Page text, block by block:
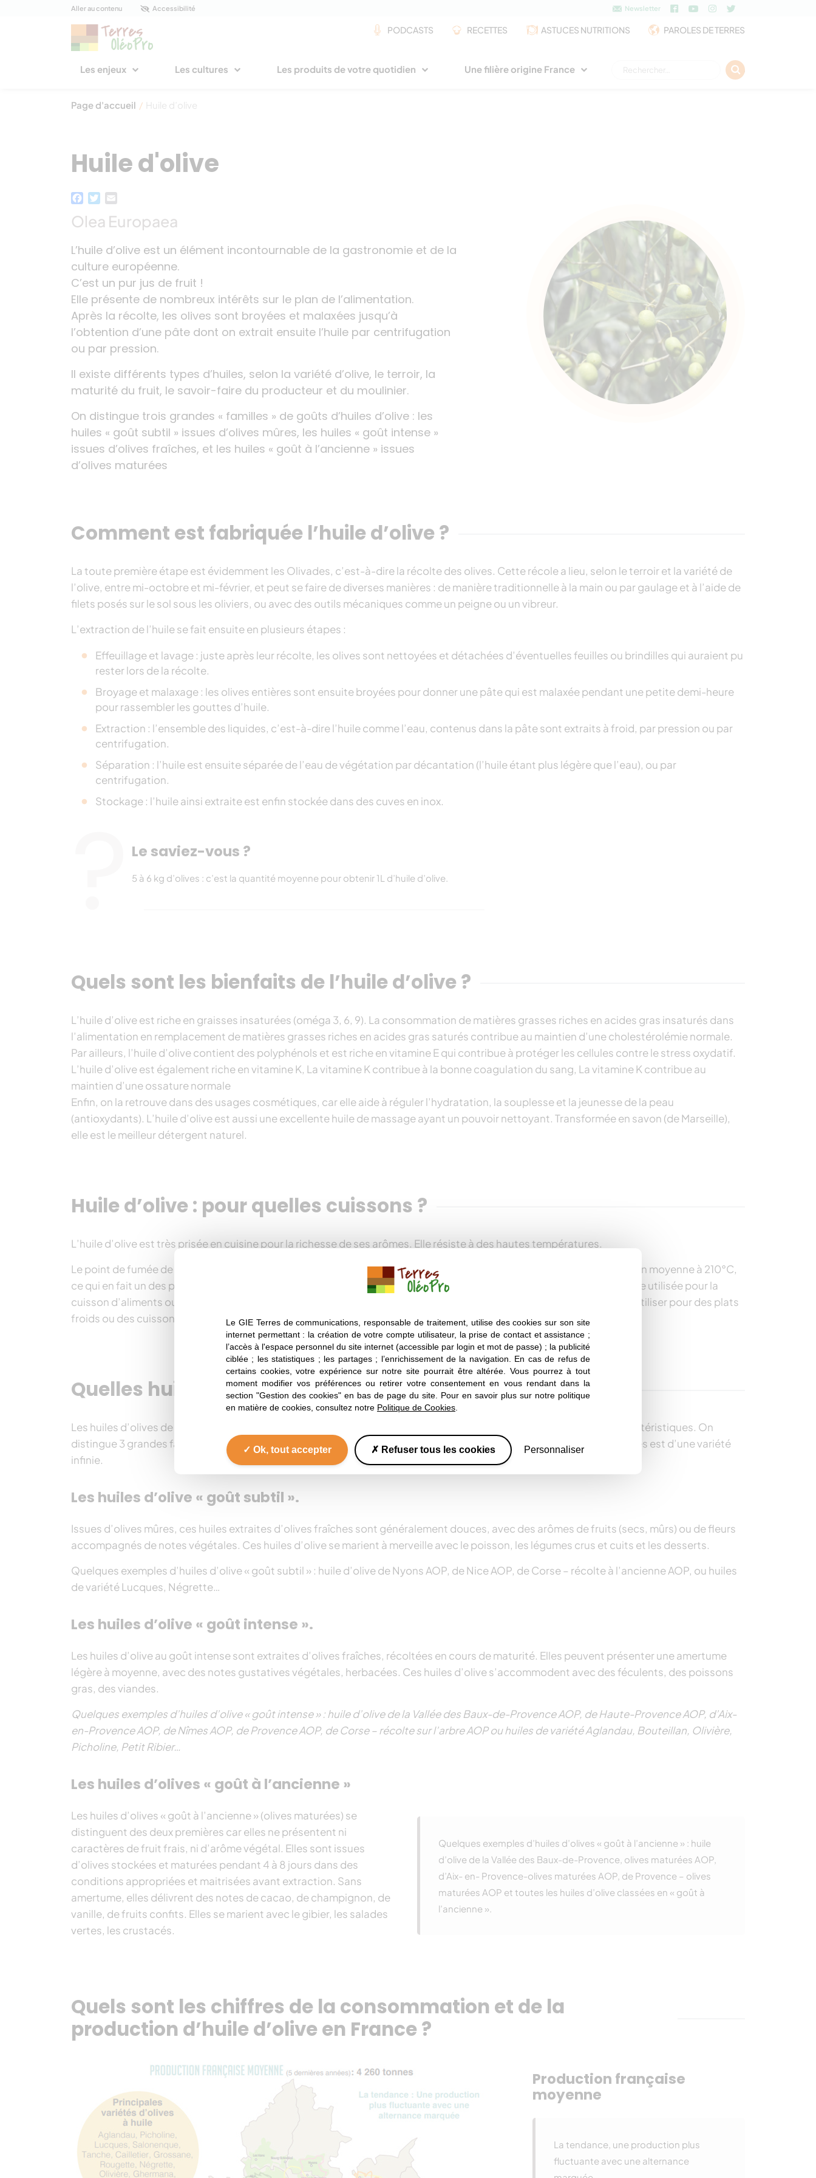
Panneau de gestion des cookies
Le GIE Terres de communications, responsable de traitement, utilise des cookies sur son site
internet permettant : la création de votre compte utilisateur, la prise de contact et assistance ;
l’accès à l'espace personnel du site internet (accessible par login et mot de passe) ; la publicité
ciblée ; les statistiques ; les partages ; l’enrichissement de la navigation. En cas de refus de
certains cookies, votre expérience sur notre site pourrait être altérée. Vous pourrez à tout
moment modifier vos préférences ou retirer votre consentement en vous rendant dans la
section "Gestion des cookies" en bas de page du site. Pour en savoir plus sur notre politique
en matière de cookies, consultez notre Politique de Cookies
Ok, tout accepter Refuser tous les cookies Personnaliser
Aller au contenu Accessibilité Newsletter
PODCASTS RECETTES ASTUCES NUTRITIONS PAROLES DE TERRES
Les enjeux Les cultures Les produits de votre quotidien Une filière origine France
Page d'accueil / Huile d’olive
Huile d'olive
Facebook
Twitter
Olea Europaea
L’huile d’olive est un élément incontournable de la gastronomie et de la
culture européenne.
C’est un pur jus de fruit !
Elle présente de nombreux intérêts sur le plan de l’alimentation.
Après la récolte, les olives sont broyées et malaxées jusqu’à
l’obtention d’une pâte dont on extrait ensuite l’huile par centrifugation
ou par pression.
Il existe différents types d’huiles, selon la variété d’olive, le terroir, la
maturité du fruit, le savoir-faire du producteur et du moulinier.
On distingue trois grandes « familles » de goûts d’huiles d’olive : les
huiles « goût subtil » issues d’olives mûres, les huiles « goût intense »
issues d’olives fraîches, et les huiles « goût à l’ancienne » issues
d’olives maturées
Comment est fabriquée l’huile d’olive ?
La toute première étape est évidemment les Olivades, c’est-à-dire la récolte des olives. Cette récole a lieu, selon le terroir et la variété de
l’olive, entre mi-octobre et mi-février, et peut se faire de diverses manières : de manière traditionnelle à la main ou par gaulage et à l’aide de
filets posés sur le sol sous les oliviers, ou avec des outils mécaniques comme un peigne ou un vibreur.
L’extraction de l’huile se fait ensuite en plusieurs étapes :
Effeuillage et lavage : juste après leur récolte, les olives sont nettoyées et détachées d’éventuelles feuilles ou brindilles qui auraient pu
rester lors de la récolte.
Broyage et malaxage : les olives entières sont ensuite broyées pour donner une pâte qui est malaxée pendant une petite demi-heure
pour rassembler les gouttes d’huile.
Extraction : l’ensemble des liquides, c’est-à-dire l’huile comme l’eau, contenus dans la pâte sont extraits à froid, par pression ou par
centrifugation.
Séparation : l’huile est ensuite séparée de l’eau de végétation par décantation (l’huile étant plus légère que l’eau), ou par
centrifugation.
Stockage : l’huile ainsi extraite est enfin stockée dans des cuves en inox.
Le saviez-vous ?
5 à 6 kg d’olives : c’est la quantité moyenne pour obtenir 1L d’huile d’olive.
Quels sont les bienfaits de l’huile d’olive ?
L’huile d’olive est riche en graisses insaturées (oméga 3, 6, 9). La consommation de matières grasses riches en acides gras insaturés dans
l’alimentation en remplacement de matières grasses riches en acides gras saturés contribue au maintien d’une cholestérolémie normale.
Par ailleurs, l’huile d’olive contient des polyphénols et est riche en vitamine E qui contribue à protéger les cellules contre le stress oxydatif.
L’huile d’olive est également riche en vitamine K, La vitamine K contribue à la bonne coagulation du sang, La vitamine K contribue au
maintien d’une ossature normale
Enfin, on la retrouve dans des usages cosmétiques, car elle aide à réguler l’hydratation, la souplesse et la jeunesse de la peau
(antioxydants). L’huile d’olive est aussi une excellente huile de massage ayant un pouvoir nettoyant. Transformée en savon (de Marseille),
elle est le meilleur détergent naturel.
Huile d’olive : pour quelles cuissons ?
L’huile d’olive est très prisée en cuisine pour la richesse de ses arômes. Elle résiste à des hautes températures.
Le point de fumée de l’huile d’olive (c’est-à-dire le degré auquel elle se décompose et n’est plus comestible) se situe en moyenne à 210°C,
ce qui en fait un des plus élevés au sein des huiles végétales. Par conséquent, l’huile d’olive peut sans inconvénient être utilisée pour la
cuisson d’aliments ou pour la friture. Elle perd toutefois une bonne partie de ses arômes, et il est plutôt conseillé de l’utiliser pour des plats
froids ou des cuissons courtes.
Quelles huiles d’olive choisir ?
Les huiles d’olives de France sont classées par famille de goûts. Selon le terroir et les savoir-faire, chacune a ses caractéristiques. On
distingue 3 grandes familles de goûts : subtil, intense, à l’ancienne. Mais la palette aromatique des huiles d’olive vierges est d’une variété
infinie.
Les huiles d’olive « goût subtil ».
Issues d’olives mûres, ces huiles extraites d’olives fraîches sont généralement douces, avec des arômes de fruits (secs, mûrs) ou de fleurs
accompagnés de notes végétales. Ces huiles d’olive se marient à merveille avec le poisson, les légumes crus et cuits et les desserts.
Quelques exemples d’huiles d’olive « goût subtil » : huile d’olive de Nyons AOP, de Nice AOP, de Corse – récolte à l’ancienne AOP, ou huiles
de variété Lucques, Négrette…
Les huiles d’olive « goût intense ».
Les huiles d’olive au goût intense sont extraites d’olives fraîches, récoltées en cours de maturité. Elles peuvent présenter une amertume
légère à moyenne, avec des notes gustatives végétales, herbacées. Ces huiles d’olive s’accommodent avec des féculents, des poissons
gras, des viandes.
Quelques exemples d’huiles d’olive « goût intense » : huile d’olive de la Vallée des Baux-de-Provence AOP, de Haute-Provence AOP, d’Aix-
en-Provence AOP, de Nîmes AOP, de Provence AOP, de Corse – récolte sur l’arbre AOP ou huiles de variété Aglandau, Bouteillan, Olivière,
Picholine, Petit Ribier…
Les huiles d’olives « goût à l’ancienne »
Les huiles d’olives « goût à l’ancienne » (olives maturées) se
distinguent des deux premières car elles ne présentent ni
caractères de fruit frais, ni d’arôme végétal. Elles sont issues
d’olives stockées et maturées pendant 4 à 8 jours dans des
conditions appropriées et maitrisées avant extraction. Sans
amertume, elles délivrent des notes de cacao, de champignon, de
vanille, de fruits confits. Elles se marient avec le gibier, les salades
vertes, les crustacés.
Quelques exemples d’huiles d’olives « goût à l’ancienne » : huile
d’olive de la Vallée des Baux-de-Provence, olives maturées AOP,
d’Aix- en- Provence-olives maturées AOP, de Provence – olives
maturées AOP et toutes les huiles d’olive classées en « goût à
l’ancienne ».
Quels sont les chiffres de la consommation et de la
production d’huile d’olive en France ?
Production française
moyenne
La tendance, une production plus
fluctuante avec une alternance